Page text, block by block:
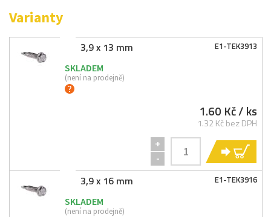
Varianty
E1-TEK3913
3,9 x 13 mm
SKLADEM
(není na prodejně)
1.60 Kč/ ks
1.32 Kč bez DPH
+
-
E1-TEK3916
3,9 x 16 mm
SKLADEM
(není na prodejně)